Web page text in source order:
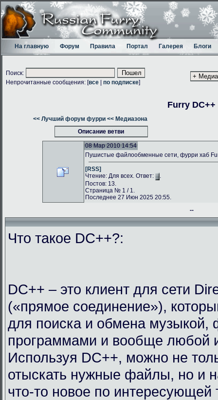
На главную Форум Правила Портал Галерея Блоги
Поиск:
Непрочитанные сообщения: [все по подписке]
Furry DC++
<< Лучший форум фурри << Медиазона
Описание ветви
08 Мар 2010 14:54
Пушистые файлообменные сети, фурри хаб
[RSS]
Чтение: Для всех. Ответ:
.
Постов: 13.
Страница № 1 / 1.
Последнее 27 Июн 2025 20:55.
--
Что такое DC++?:
DC++ – это клиент для сети
(«прямое соединение»),
для поиска и обмена
программами и вообще любой
Используя DC++, можно не
отыскать нужные файлы, но и
что-то новое по интересующей